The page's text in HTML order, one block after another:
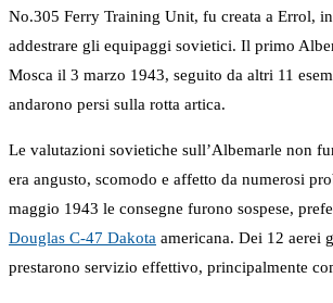
No.305 Ferry Training Unit, fu creata a Errol,
addestrare gli equipaggi sovietici. Il primo
Mosca il 3 marzo 1943, seguito da altri 11
andarono persi sulla rotta artica.
Le valutazioni sovietiche sull’Albemarle non
era angusto, scomodo e affetto da numerosi
maggio 1943 le consegne furono sospese,
Douglas C-47 Dakota americana. Dei 12 aerei
prestarono servizio effettivo, principalmente